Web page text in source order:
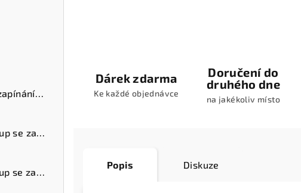
Taška zelená pull-up se zapínáním a přední kapsou
Taška tmavě hnědá pull-up se zapínáním a přední kapsou
Taška světle hnědá pull-up se zapínáním a přední kapsou
Dárek zdarma
Ke každé objednávce
Doručení do
druhého dne
na jakékoliv místo
Popis Diskuze